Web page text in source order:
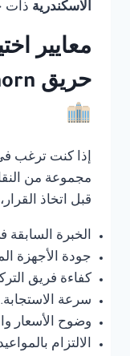
الاسكندرية ذات
معايير
حريق Thorn في الاسكندرية
إذا كنت ترغب في
مجموعة من
قبل اتخاذ
الخبرة السابقة
جودة الأجهزة
كفاءة فريق
سرعة الاستجابة.
وضوح الأسعار
الالتزام